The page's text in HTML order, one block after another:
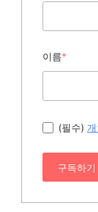
이름*
(필수)
구독하기